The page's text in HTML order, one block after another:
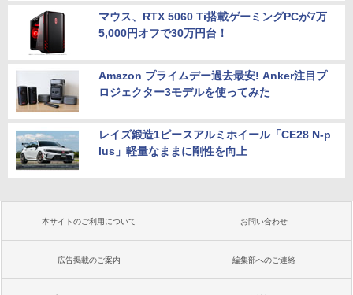
マウス、RTX 5060 Ti搭載ゲーミングPCが7万
5,000円オフで30万円台！
Amazon プライムデー過去最安! Anker注目プ
ロジェクター3モデルを使ってみた
レイズ鍛造1ピースアルミホイール「CE28 N-p
lus」軽量なままに剛性を向上
本サイトのご利用について お問い合わせ
広告掲載のご案内 編集部へのご連絡